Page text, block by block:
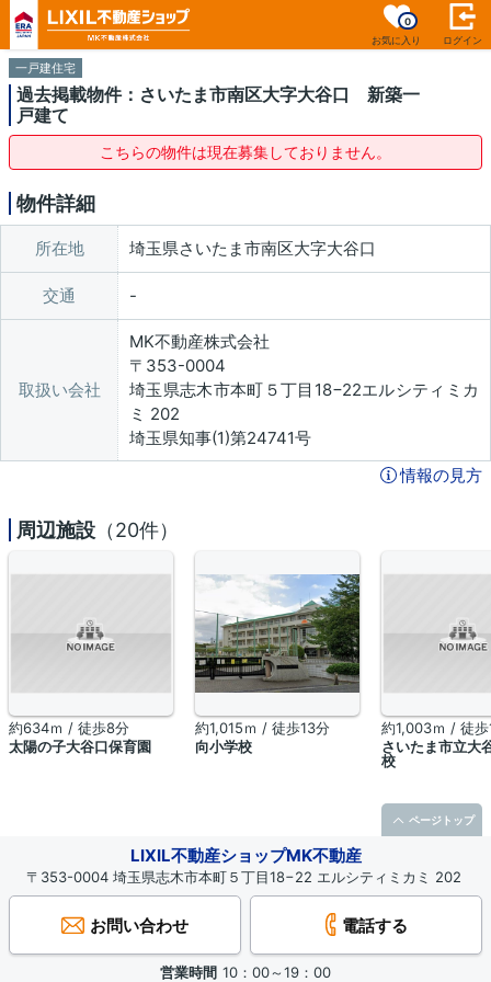
お気に入り
0
ログイン
一戸建住宅
過去掲載物件：さいたま市南区大字大谷口 新築一
戸建て
こちらの物件は現在募集しておりません。
物件詳細
所在地 埼玉県さいたま市南区大字大谷口
交通
取扱い会社
MK不動産株式会社
〒353-0004
埼玉県志木市本町５丁目18−22エルシティミカ
ミ 202
埼玉県知事(1)第24741号
情報の見方
周辺施設 （20件）
約634ｍ / 徒歩8分
太陽の子大谷口保育園
約1,015ｍ / 徒歩13分
向小学校
約1,003ｍ / 徒歩
さいたま市立大
校
LIXIL不動産ショップMK不動産
〒353-0004 埼玉県志木市本町５丁目18−22 エルシティミカミ 202
お問い合わせ 電話する
営業時間 10：00～19：00
ページトップ